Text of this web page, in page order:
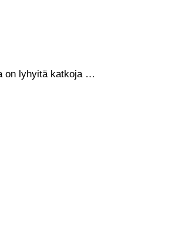
on lyhyitä katkoja …